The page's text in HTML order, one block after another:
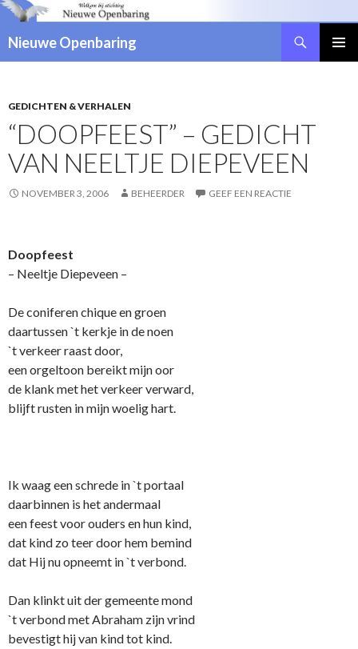
Nieuwe Openbaring
SPRINGEN
GEDICHTEN & VERHALEN
“DOOPFEEST” – GEDICHT
VAN NEELTJE DIEPEVEEN
NOVEMBER 3, 2006 BEHEERDER GEEF EEN REACTIE
Doopfeest
– Neeltje Diepeveen –
De coniferen chique en groen
daartussen `t kerkje in de noen
`t verkeer raast door,
een orgeltoon bereikt mijn oor
de klank met het verkeer verward,
blijft rusten in mijn woelig hart.
Ik waag een schrede in `t portaal
daarbinnen is het andermaal
een feest voor ouders en hun kind,
dat kind zo teer door hem bemind
dat Hij nu opneemt in `t verbond.
Dan klinkt uit der gemeente mond
`t verbond met Abraham zijn vrind
bevestigt hij van kind tot kind.